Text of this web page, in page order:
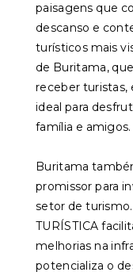
paisagens que
descanso e
turísticos mais
de Buritama,
receber turistas,
ideal para
família e amigos.
Buritama
promissor para
setor de
TURÍSTICA
melhorias na
potencializa o